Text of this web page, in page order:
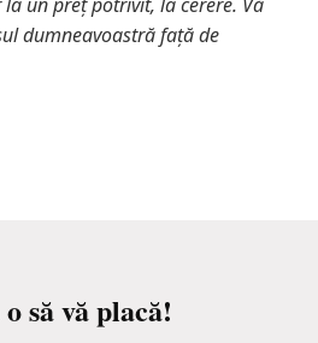
similar. De asemenea,
sunt materiale proaspete,
dumneavoastră față de
să vă placă!